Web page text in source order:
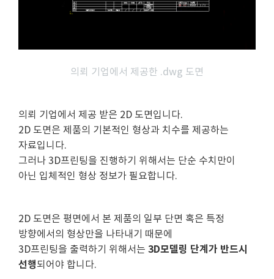
의뢰 기업에서 제공한 .dwg 도면
의뢰 기업에서 제공 받은 2D 도면입니다.
2D 도면은 제품의 기본적인 형상과 치수를 제공하는
자료입니다.
그러나 3D프린팅을 진행하기 위해서는 단순 수치만이
아닌 입체적인 형상 정보가 필요합니다.
2D 도면은 평면에서 본 제품의 일부 단면 혹은 특정
방향에서의 형상만을 나타내기 때문에
3D프린팅을 출력하기 위해서는 3D모델링 단계가 반드시
선행되어야 합니다.